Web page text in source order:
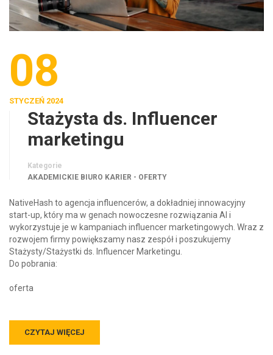
08
STYCZEŃ 2024
Stażysta ds. Influencer
marketingu
Kategorie
AKADEMICKIE BIURO KARIER - OFERTY
NativeHash to agencja influencerów, a dokładniej innowacyjny
start-up, który ma w genach nowoczesne rozwiązania AI i
wykorzystuje je w kampaniach influencer marketingowych. Wraz z
rozwojem firmy powiększamy nasz zespół i poszukujemy
Stażysty/Stażystki ds. Influencer Marketingu.
Do pobrania:
oferta
CZYTAJ WIĘCEJ